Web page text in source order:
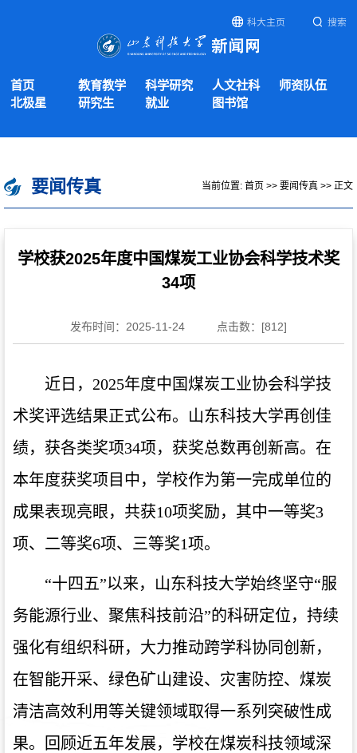
科大主页 搜索
首页 教育教学 科学研究 人文社科
师资队伍
北极星
研究生 就业 图书馆
要闻传真 当前位置: 首页 >> 要闻传真 >> 正文
学校获2025年度中国煤炭工业协会科学技术奖
34项
发布时间：2025-11-24 点击数：[812]
近日，2025年度中国煤炭工业协会科学技
术奖评选结果正式公布。山东科技大学再创佳
绩，获各类奖项34项，获奖总数再创新高。 在
本年度获奖项目中，学校作为第一完成单位的
成果表现亮眼，共获10项奖励，其中一等奖3
项、二等奖6项、三等奖1项。
“十四五”以来，山东科技大学始终坚守“服
务能源行业、聚焦科技前沿”的科研定位，持续
强化有组织科研，大力推动跨学科协同创新，
在智能开采、绿色矿山建设、灾害防控、煤炭
清洁高效利用等关键领域取得一系列突破性成
果。回顾近五年发展，学校在煤炭科技领域深